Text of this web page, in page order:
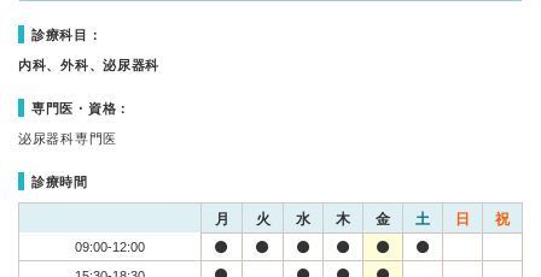
診療科目：
内科、外科、泌尿器科
専門医・資格：
泌尿器科専門医
診療時間
月 火 水 木 金 土 日 祝
09:00-12:00